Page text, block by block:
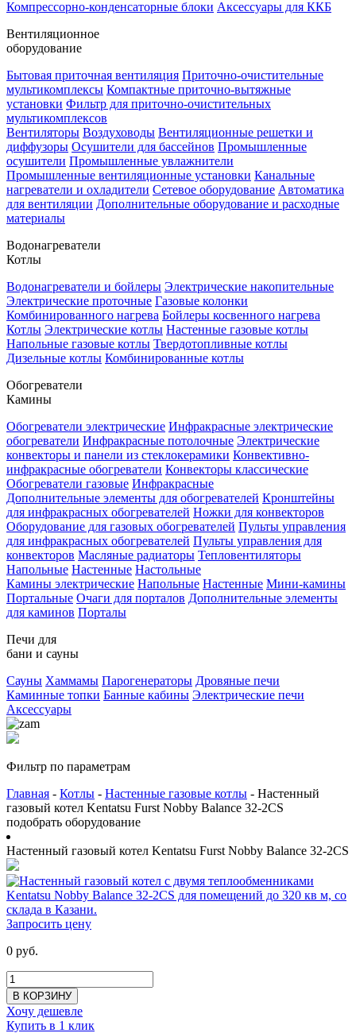
Компрессорно-конденсаторные блоки Аксессуары для ККБ
Вентиляционное
оборудование
Бытовая приточная вентиляция Приточно-очистительные
мультикомплексы Компактные приточно-вытяжные
установки Фильтр для приточно-очистительных
мультикомплексов
Вентиляторы Воздуховоды Вентиляционные решетки и
диффузоры Осушители для бассейнов Промышленные
осушители Промышленные увлажнители
Промышленные вентиляционные установки Канальные
нагреватели и охладители Сетевое оборудование Автоматика
для вентиляции Дополнительные оборудование и расходные
материалы
Водонагреватели
Котлы
Водонагреватели и бойлеры Электрические накопительные
Электрические проточные Газовые колонки
Комбинированного нагрева Бойлеры косвенного нагрева
Котлы Электрические котлы Настенные газовые котлы
Напольные газовые котлы Твердотопливные котлы
Дизельные котлы Комбинированные котлы
Обогреватели
Камины
Обогреватели электрические Инфракрасные электрические
обогреватели Инфракрасные потолочные Электрические
конвекторы и панели из стеклокерамики Конвективно-
инфракрасные обогреватели Конвекторы классические
Обогреватели газовые Инфракрасные
Дополнительные элементы для обогревателей Кронштейны
для инфракрасных обогревателей Ножки для конвекторов
Оборудование для газовых обогревателей Пульты управления
для инфракрасных обогревателей Пульты управления для
конвекторов Масляные радиаторы Тепловентиляторы
Напольные Настенные Настольные
Камины электрические Напольные Настенные Мини-камины
Портальные Очаги для порталов Дополнительные элементы
для каминов Порталы
Печи для
бани и сауны
Сауны Хаммамы Парогенераторы Дровяные печи
Каминные топки Банные кабины Электрические печи
Аксессуары
Фильтр по параметрам
Главная - Котлы - Настенные газовые котлы - Настенный
газовый котел Kentatsu Furst Nobby Balance 32-2CS
подобрать оборудование
Настенный газовый котел Kentatsu Furst Nobby Balance 32-2CS
Запросить цену
0 руб.
В КОРЗИНУ
Хочу дешевле
Купить в 1 клик